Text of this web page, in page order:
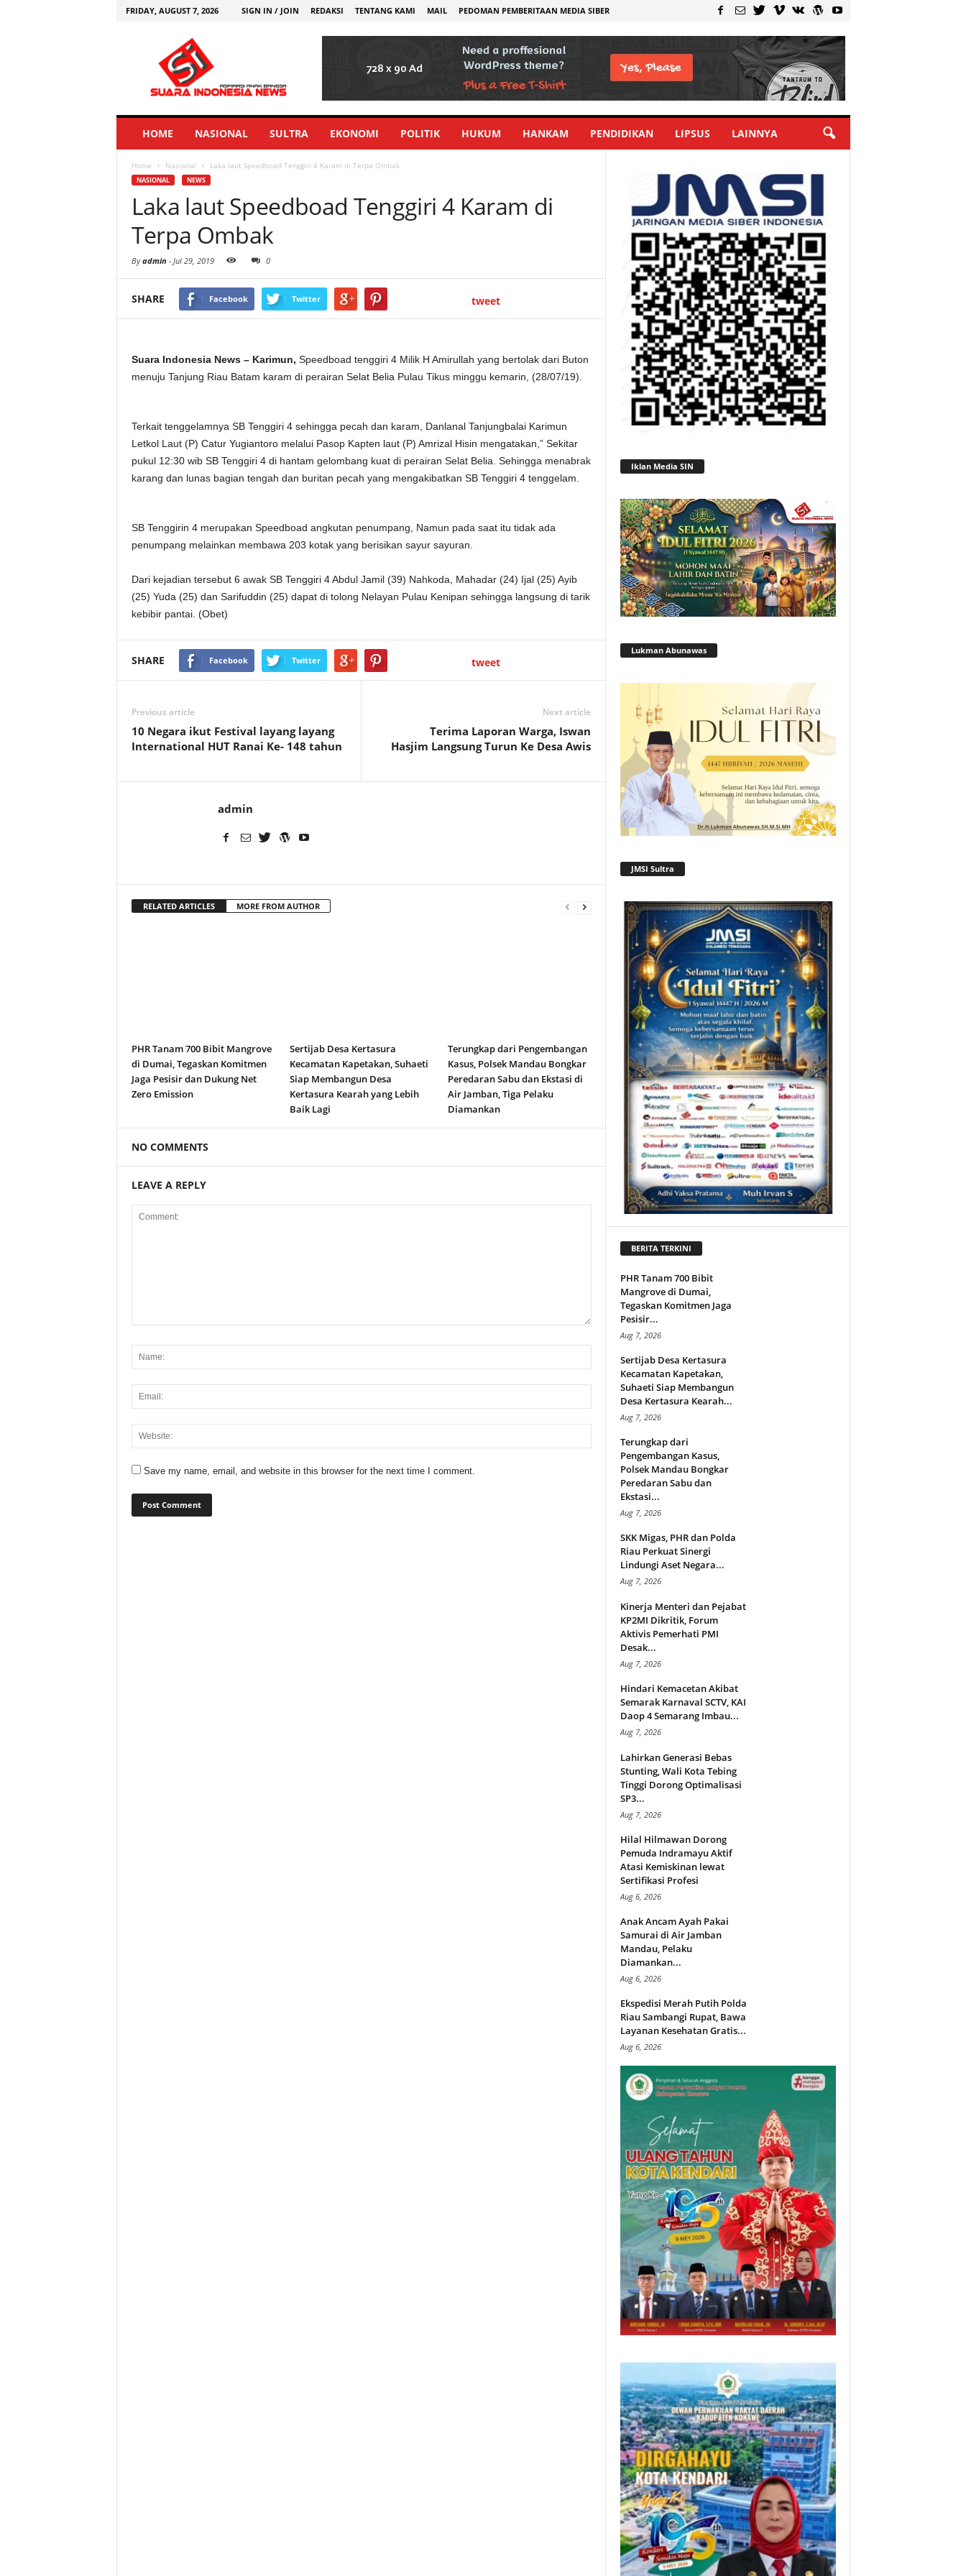
FRIDAY, AUGUST 7, 2026 SIGN IN / JOIN REDAKSI TENTANG KAMI MAIL PEDOMAN PEMBERITAAN MEDIA SIBER
HOME NASIONAL SULTRA EKONOMI POLITIK HUKUM HANKAM PENDIDIKAN LIPSUS LAINNYA
Home Nasional Laka laut Speedboad Tenggiri 4 Karam di Terpa Ombak
NASIONAL NEWS
Laka laut Speedboad Tenggiri 4 Karam di
Terpa Ombak
Byadmin - Jul 29, 2019 0
SHARE Facebook Twitter tweet
Suara Indonesia News – Karimun, Speedboad tenggiri 4 Milik H Amirullah yang bertolak dari Buton
menuju Tanjung Riau Batam karam di perairan Selat Belia Pulau Tikus minggu kemarin, (28/07/19).
Terkait tenggelamnya SB Tenggiri 4 sehingga pecah dan karam, Danlanal Tanjungbalai Karimun
Letkol Laut (P) Catur Yugiantoro melalui Pasop Kapten laut (P) Amrizal Hisin mengatakan,” Sekitar
pukul 12:30 wib SB Tenggiri 4 di hantam gelombang kuat di perairan Selat Belia. Sehingga menabrak
karang dan lunas bagian tengah dan buritan pecah yang mengakibatkan SB Tenggiri 4 tenggelam.
SB Tenggirin 4 merupakan Speedboad angkutan penumpang, Namun pada saat itu tidak ada
penumpang melainkan membawa 203 kotak yang berisikan sayur sayuran.
Dari kejadian tersebut 6 awak SB Tenggiri 4 Abdul Jamil (39) Nahkoda, Mahadar (24) Ijal (25) Ayib
(25) Yuda (25) dan Sarifuddin (25) dapat di tolong Nelayan Pulau Kenipan sehingga langsung di tarik
kebibir pantai. (Obet)
SHARE Facebook Twitter tweet
Previous article
10 Negara ikut Festival layang layang
International HUT Ranai Ke- 148 tahun
Next article
Terima Laporan Warga, Iswan
Hasjim Langsung Turun Ke Desa Awis
admin
RELATED ARTICLES MORE FROM AUTHOR
PHR Tanam 700 Bibit Mangrove
di Dumai, Tegaskan Komitmen
Jaga Pesisir dan Dukung Net
Zero Emission
Sertijab Desa Kertasura
Kecamatan Kapetakan, Suhaeti
Siap Membangun Desa
Kertasura Kearah yang Lebih
Baik Lagi
Terungkap dari Pengembangan
Kasus, Polsek Mandau Bongkar
Peredaran Sabu dan Ekstasi di
Air Jamban, Tiga Pelaku
Diamankan
NO COMMENTS
LEAVE A REPLY
Save my name, email, and website in this browser for the next time I comment.
Iklan Media SIN
Lukman Abunawas
JMSI Sultra
BERITA TERKINI
PHR Tanam 700 Bibit
Mangrove di Dumai,
Tegaskan Komitmen Jaga
Pesisir...
Aug 7, 2026
Sertijab Desa Kertasura
Kecamatan Kapetakan,
Suhaeti Siap Membangun
Desa Kertasura Kearah...
Aug 7, 2026
Terungkap dari
Pengembangan Kasus,
Polsek Mandau Bongkar
Peredaran Sabu dan
Ekstasi...
Aug 7, 2026
SKK Migas, PHR dan Polda
Riau Perkuat Sinergi
Lindungi Aset Negara...
Aug 7, 2026
Kinerja Menteri dan Pejabat
KP2MI Dikritik, Forum
Aktivis Pemerhati PMI
Desak...
Aug 7, 2026
Hindari Kemacetan Akibat
Semarak Karnaval SCTV, KAI
Daop 4 Semarang Imbau...
Aug 7, 2026
Lahirkan Generasi Bebas
Stunting, Wali Kota Tebing
Tinggi Dorong Optimalisasi
SP3...
Aug 7, 2026
Hilal Hilmawan Dorong
Pemuda Indramayu Aktif
Atasi Kemiskinan lewat
Sertifikasi Profesi
Aug 6, 2026
Anak Ancam Ayah Pakai
Samurai di Air Jamban
Mandau, Pelaku
Diamankan...
Aug 6, 2026
Ekspedisi Merah Putih Polda
Riau Sambangi Rupat, Bawa
Layanan Kesehatan Gratis...
Aug 6, 2026